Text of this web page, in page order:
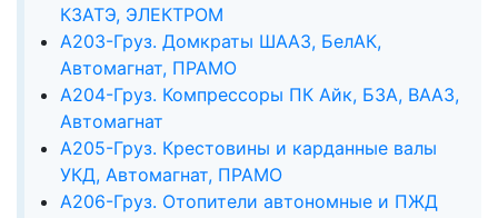
КЗАТЭ, ЭЛЕКТРОМ
А203-Груз. Домкраты ШААЗ, БелАК,
Автомагнат, ПРАМО
А204-Груз. Компрессоры ПК Айк, БЗА, ВААЗ,
Автомагнат
А205-Груз. Крестовины и карданные валы
УКД, Автомагнат, ПРАМО
А206-Груз. Отопители автономные и ПЖД